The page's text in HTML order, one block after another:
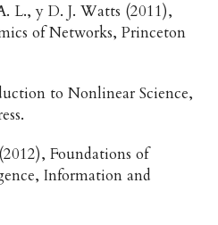
L., y D. J. Watts (2011),
of Networks, Princeton
to Nonlinear Science,
Foundations of
Information and